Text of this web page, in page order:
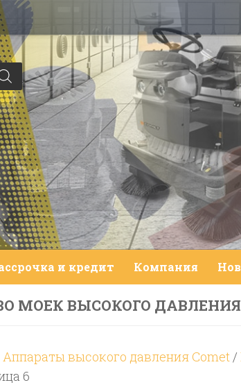
и кредит Компания
МОЕК ВЫСОКОГО ДАВЛЕНИЯ
Аппараты высокого давления Comet /
6